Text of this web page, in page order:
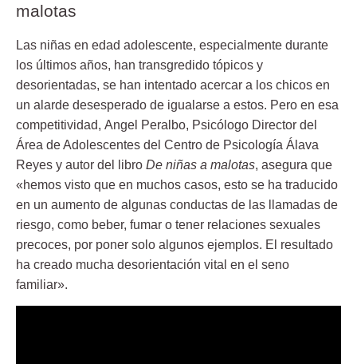
malotas
Las niñas en edad adolescente, especialmente durante
los últimos años, han transgredido tópicos y
desorientadas, se han intentado acercar a los chicos en
un alarde desesperado de igualarse a estos. Pero en esa
competitividad, Angel Peralbo, Psicólogo Director del
Área de Adolescentes del Centro de Psicología Álava
Reyes y autor del libro De niñas a malotas, asegura que
«hemos visto que en muchos casos, esto se ha traducido
en un aumento de algunas conductas de las llamadas de
riesgo, como beber, fumar o tener relaciones sexuales
precoces, por poner solo algunos ejemplos. El resultado
ha creado mucha desorientación vital en el seno
familiar».